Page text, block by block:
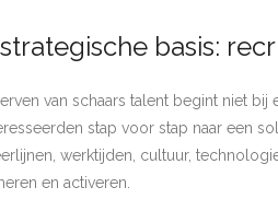
basis:
van schaars talent begint niet bij
stap voor stap naar een
werktijden, cultuur,
en activeren.